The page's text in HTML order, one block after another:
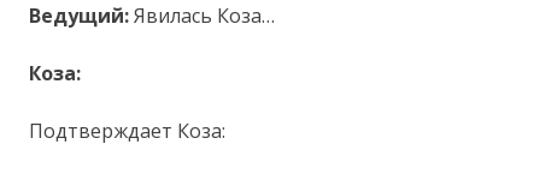
Ведущий:Явилась Коза…
Коза:
Подтверждает Коза: